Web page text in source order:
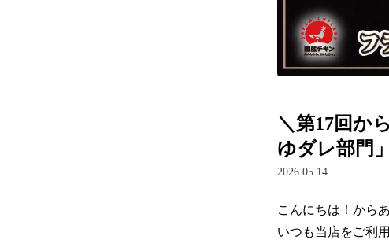
＼第17回か
ゆダレ部門
2026.05.14
こんにちは！から
いつも当店をご利